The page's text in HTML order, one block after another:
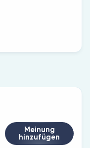
Meinung
hinzufügen